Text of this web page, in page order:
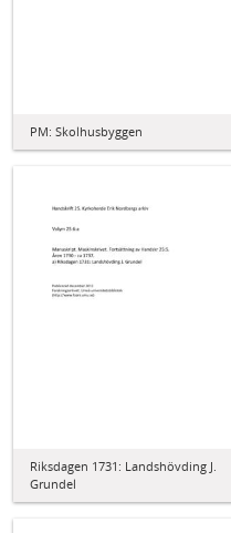
PM: Skolhusbyggen
Riksdagen 1731: Landshövding J.
Grundel